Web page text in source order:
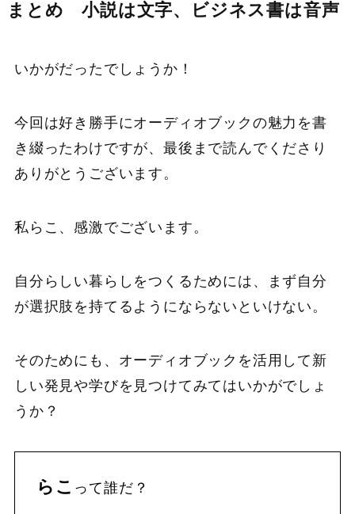
まとめ 小説は文字、ビジネス書は音声
いかがだったでしょうか！
今回は好き勝手にオーディオブックの魅力を書
き綴ったわけですが、最後まで読んでくださり
ありがとうございます。
私らこ、感激でございます。
自分らしい暮らしをつくるためには、まず自分
が選択肢を持てるようにならないといけない。
そのためにも、オーディオブックを活用して新
しい発見や学びを見つけてみてはいかがでしょ
うか？
らこ って誰だ？